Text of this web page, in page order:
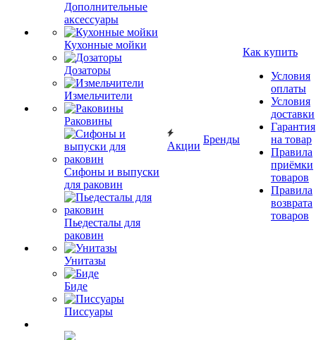
Дополнительные
аксессуары
Кухонные мойки
Дозаторы
Измельчители
Раковины
Сифоны и выпуски
для раковин
Пьедесталы для
раковин
Унитазы
Биде
Писсуары
Акции
Бренды
Как купить
Условия
оплаты
Условия
доставки
Гарантия
на товар
Правила
приёмки
товаров
Правила
возврата
товаров